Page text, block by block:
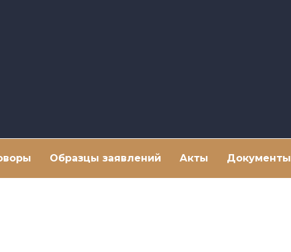
Образцы заявлений Акты Документы